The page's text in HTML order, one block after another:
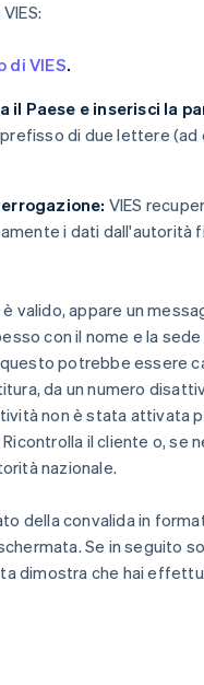
di VIES.
il Paese e inserisci la
di due lettere (ad
VIES
i dati dall'autorità
valido, appare un
con il nome e la
potrebbe essere
da un numero
non è stata attivata
Ricontrolla il cliente o, se
nazionale.
della convalida in
Se in seguito
dimostra che hai